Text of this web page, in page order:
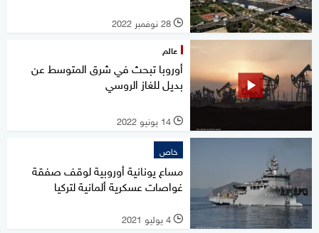
l 28 نوفمبر 2022
عالم
أوروبا تبحث في شرق المتوسط عن
بديل للغاز الروسي
l 14 يونيو 2022
خاص
مساع يونانية أوروبية لوقف صفقة
غواصات عسكرية ألمانية لتركيا
l 4 يوليو 2021